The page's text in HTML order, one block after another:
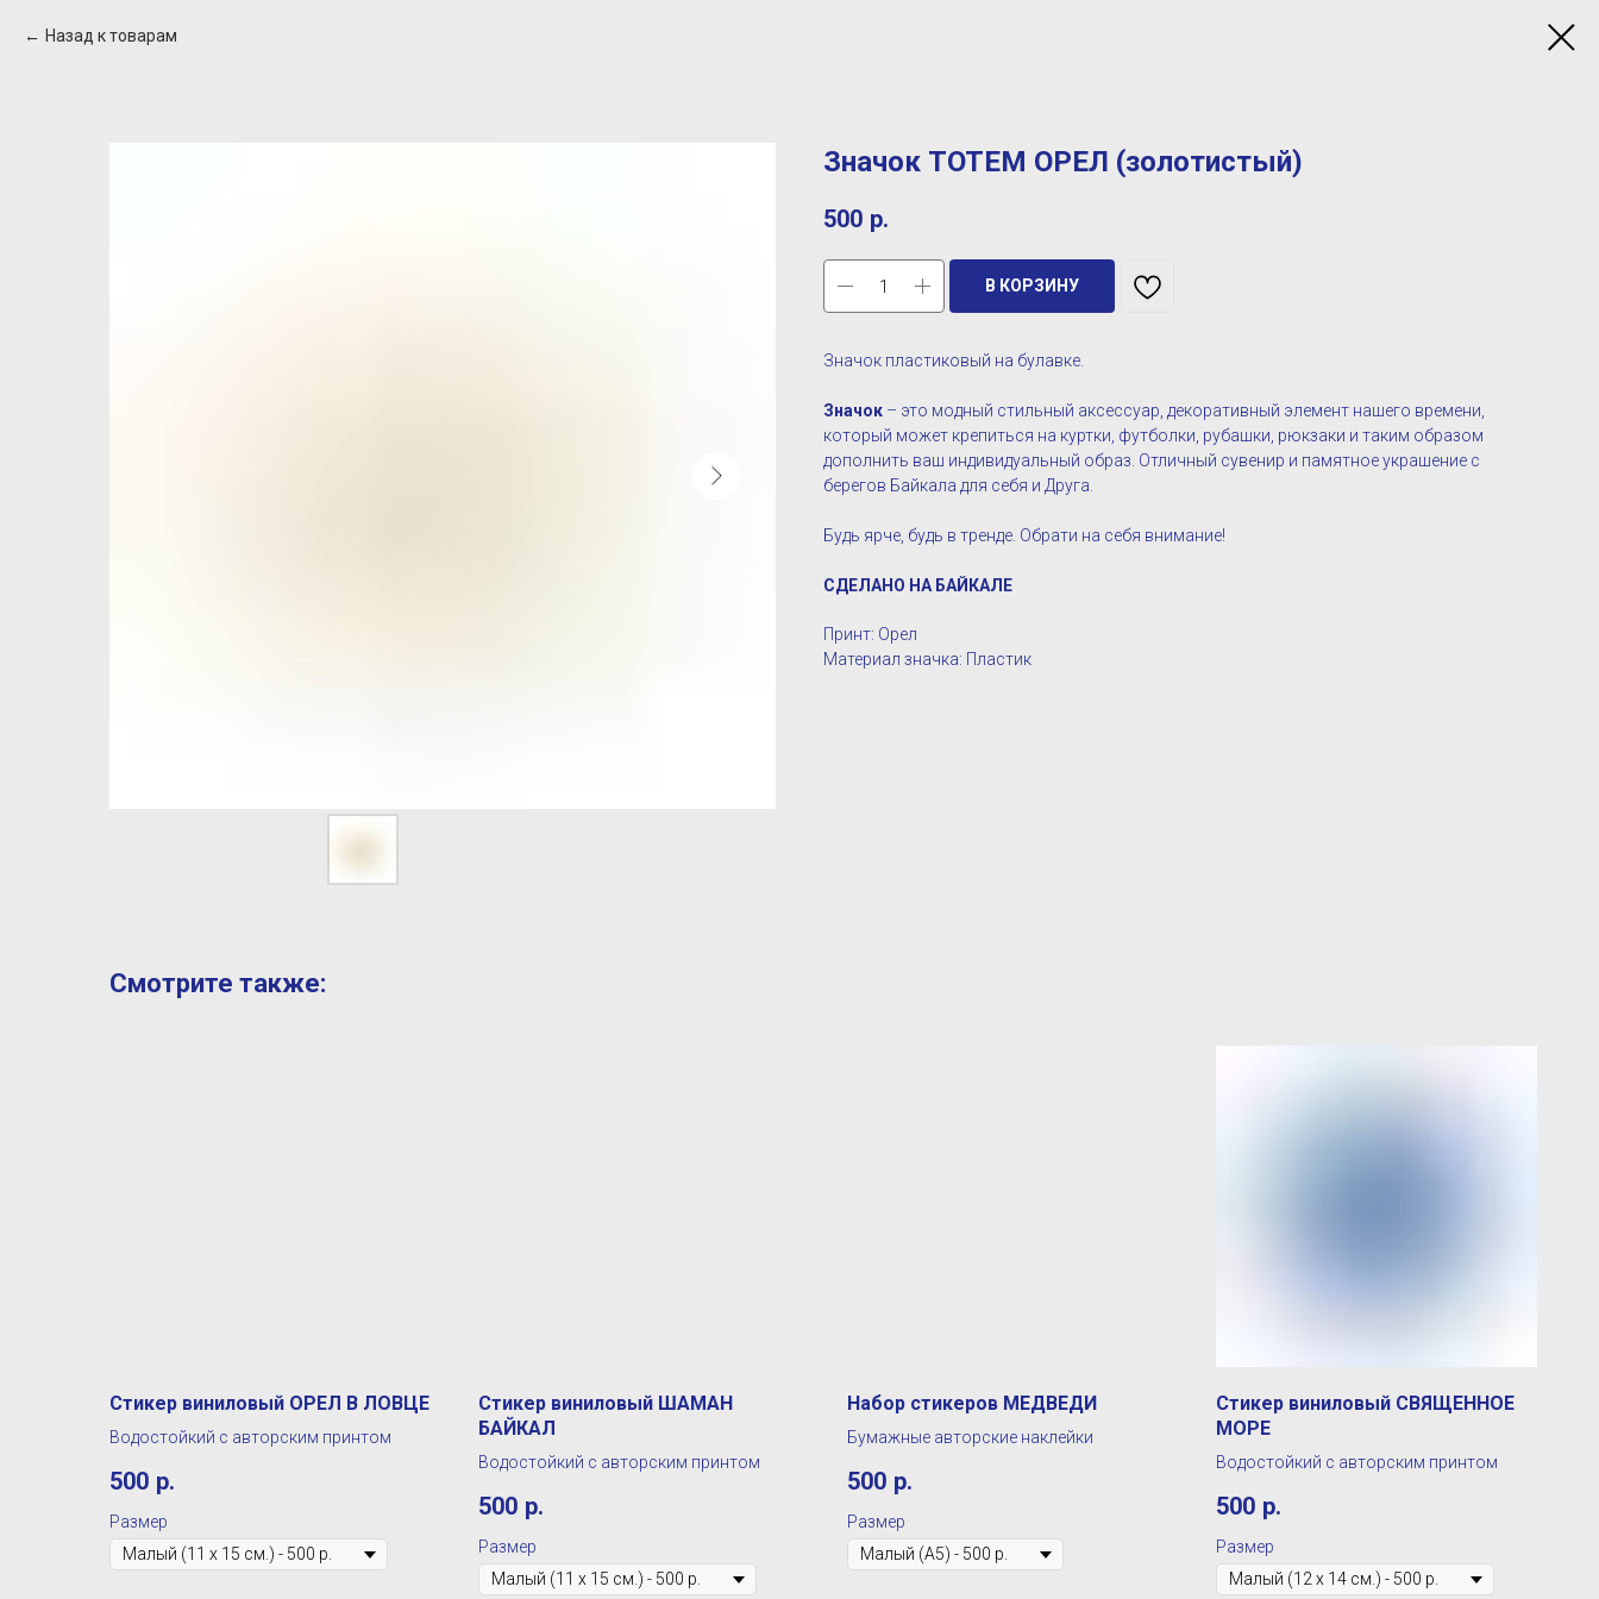
Назад к товарам
Значок ТОТЕМ ОРЕЛ (золотистый)
500 р.
В КОРЗИНУ
Значок пластиковый на булавке.
Значок – это модный стильный аксессуар, декоративный элемент нашего времени,
который может крепиться на куртки, футболки, рубашки, рюкзаки и таким образом
дополнить ваш индивидуальный образ. Отличный сувенир и памятное украшение с
берегов Байкала для себя и Друга.
Будь ярче, будь в тренде. Обрати на себя внимание!
СДЕЛАНО НА БАЙКАЛЕ
Принт: Орел
Материал значка: Пластик
Смотрите также:
Стикер виниловый ОРЕЛ В ЛОВЦЕ
Водостойкий с авторским принтом
500 р.
Размер
Стикер виниловый ШАМАН
БАЙКАЛ
Водостойкий с авторским принтом
500 р.
Размер
Набор стикеров МЕДВЕДИ
Бумажные авторские наклейки
500 р.
Размер
Стикер виниловый СВЯЩЕННОЕ
МОРЕ
Водостойкий с авторским принтом
500 р.
Размер